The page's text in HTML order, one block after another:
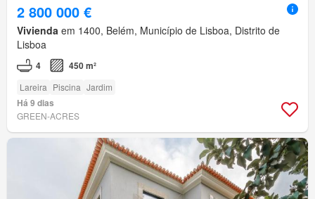
2 800 000 €
Vivienda em 1400, Belém, Município de Lisboa, Distrito de
Lisboa
4 450 m²
Lareira Piscina Jardim
Há 9 dias
GREEN-ACRES